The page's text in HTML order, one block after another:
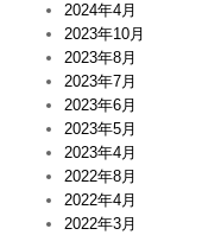
2024年4月
2023年10月
2023年8月
2023年7月
2023年6月
2023年5月
2023年4月
2022年8月
2022年4月
2022年3月